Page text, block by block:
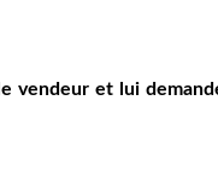
vendeur et lui